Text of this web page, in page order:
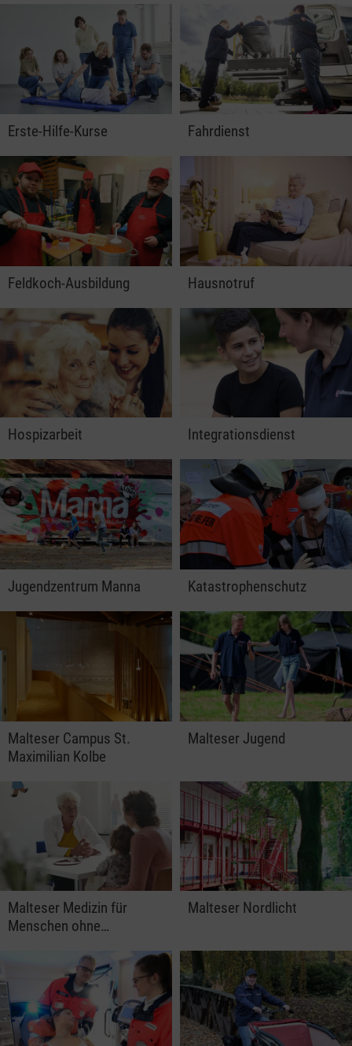
Erste-Hilfe-Kurse Fahrdienst
Feldkoch-Ausbildung Hausnotruf
Hospizarbeit Integrationsdienst
Jugendzentrum Manna Katastrophenschutz
Malteser Campus St.
Maximilian Kolbe
Malteser Jugend
Malteser Medizin für
Menschen ohne…
Malteser Nordlicht